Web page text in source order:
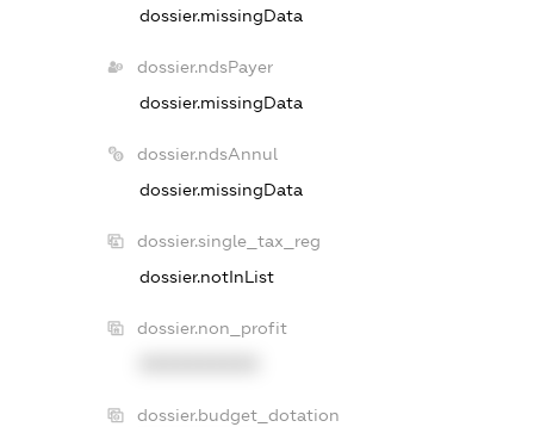
dossier.missingData
dossier.ndsPayer
dossier.missingData
dossier.ndsAnnul
dossier.missingData
dossier.single_tax_reg
dossier.notInList
dossier.non_profit
dossier.budget_dotation